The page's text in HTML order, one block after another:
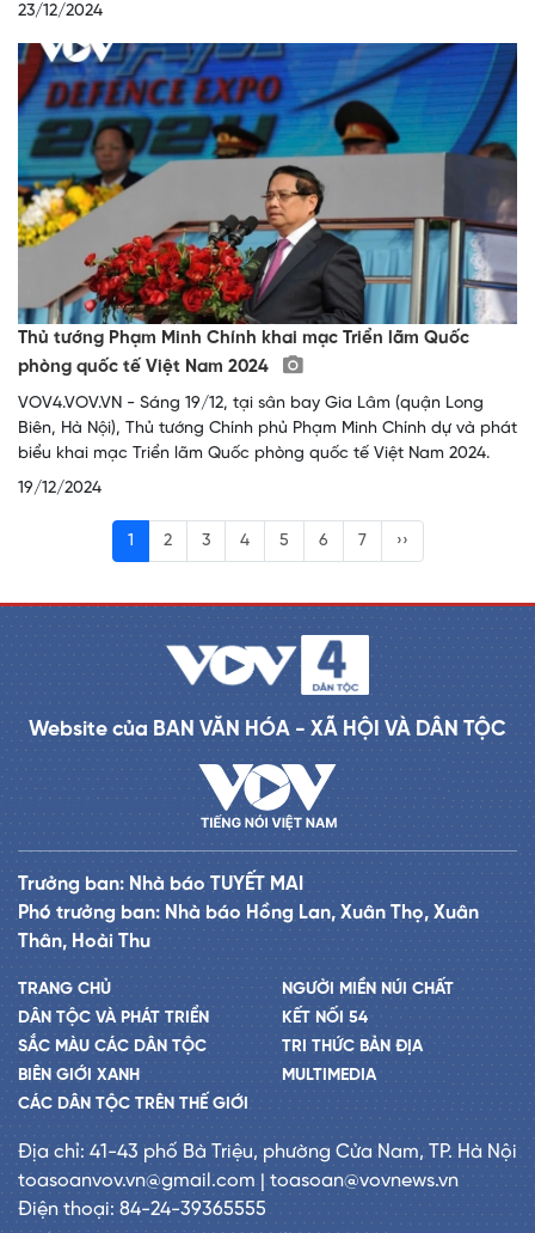
23/12/2024
Thủ tướng Phạm Minh Chính khai mạc Triển lãm Quốc
phòng quốc tế Việt Nam 2024
VOV4.VOV.VN - Sáng 19/12, tại sân bay Gia Lâm (quận Long
Biên, Hà Nội), Thủ tướng Chính phủ Phạm Minh Chính dự và phát
biểu khai mạc Triển lãm Quốc phòng quốc tế Việt Nam 2024.
19/12/2024
1 2 3 4 5 6 7 ››
Website của BAN VĂN HÓA - XÃ HỘI VÀ DÂN TỘC
Trưởng ban: Nhà báo TUYẾT MAI
Phó trưởng ban: Nhà báo Hồng Lan, Xuân Thọ, Xuân
Thân, Hoài Thu
TRANG CHỦ
DÂN TỘC VÀ PHÁT TRIỂN
SẮC MÀU CÁC DÂN TỘC
BIÊN GIỚI XANH
CÁC DÂN TỘC TRÊN THẾ GIỚI
NGƯỜI MIỀN NÚI CHẤT
KẾT NỐI 54
TRI THỨC BẢN ĐỊA
MULTIMEDIA
Địa chỉ: 41-43 phố Bà Triệu, phường Cửa Nam, TP. Hà Nội
toasoanvov.vn@gmail.com | toasoan@vovnews.vn
Điện thoại: 84-24-39365555